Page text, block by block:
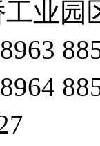
业园